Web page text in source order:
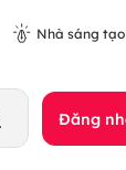
Nhà sáng tạo
Đăng